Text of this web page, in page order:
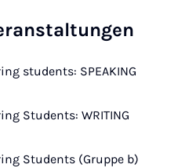
students: SPEAKING
Students: WRITING
Students (Gruppe b)